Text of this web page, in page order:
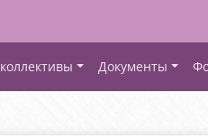
Документы